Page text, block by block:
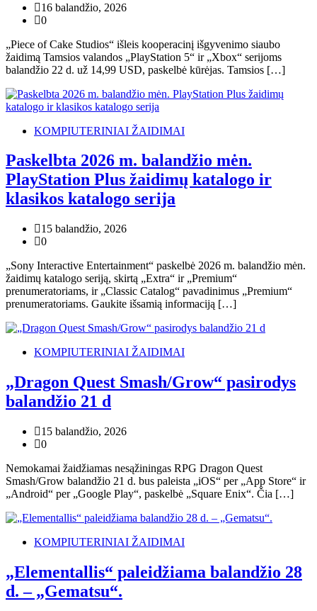
16 balandžio, 2026
0
„Piece of Cake Studios“ išleis kooperacinį išgyvenimo siaubo
žaidimą Tamsios valandos „PlayStation 5“ ir „Xbox“ serijoms
balandžio 22 d. už 14,99 USD, paskelbė kūrėjas. Tamsios […]
KOMPIUTERINIAI ŽAIDIMAI
Paskelbta 2026 m. balandžio mėn.
PlayStation Plus žaidimų katalogo ir
klasikos katalogo serija
15 balandžio, 2026
0
„Sony Interactive Entertainment“ paskelbė 2026 m. balandžio mėn.
žaidimų katalogo seriją, skirtą „Extra“ ir „Premium“
prenumeratoriams, ir „Classic Catalog“ pavadinimus „Premium“
prenumeratoriams. Gaukite išsamią informaciją […]
KOMPIUTERINIAI ŽAIDIMAI
„Dragon Quest Smash/Grow“ pasirodys
balandžio 21 d
15 balandžio, 2026
0
Nemokamai žaidžiamas nesąžiningas RPG Dragon Quest
Smash/Grow balandžio 21 d. bus paleista „iOS“ per „App Store“ ir
„Android“ per „Google Play“, paskelbė „Square Enix“. Čia […]
KOMPIUTERINIAI ŽAIDIMAI
„Elementallis“ paleidžiama balandžio 28
d. – „Gematsu“.